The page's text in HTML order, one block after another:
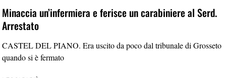
Minaccia un’infermiera e ferisce un carabiniere al Serd.
Arrestato
CASTEL DEL PIANO. Era uscito da poco dal tribunale di Grosseto
quando si è fermato